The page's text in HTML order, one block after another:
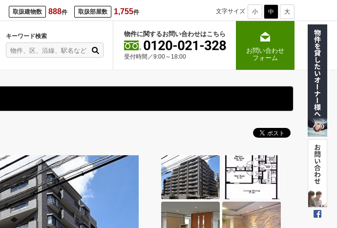
取扱建物数 888件 取扱部屋数 1,755件 文字サイズ 小 中 大
キーワード検索 物件に関するお問い合わせはこちら
受付時間／9:00～18:00
お問い合わせ
フォーム